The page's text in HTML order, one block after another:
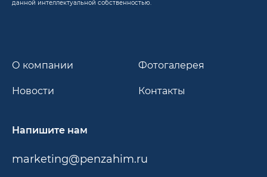
данной интеллектуальной собственностью.
О компании
Новости
Фотогалерея
Контакты
Напишите нам
marketing@penzahim.ru